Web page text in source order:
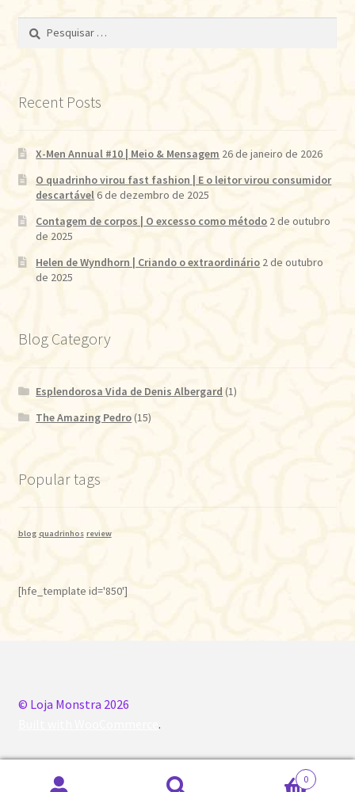
Pesquisar
Recent Posts
X-Men Annual #10 | Meio & Mensagem 26 de janeiro de 2026
O quadrinho virou fast fashion | E o leitor virou consumidor
descartável 6 de dezembro de 2025
Contagem de corpos | O excesso como método 2 de outubro
de 2025
Helen de Wyndhorn | Criando o extraordinário 2 de outubro
de 2025
Blog Category
Esplendorosa Vida de Denis Albergard (1)
The Amazing Pedro(15)
Popular tags
blog quadrinhos review
[hfe_template id='850']
© Loja Monstra 2026
.
0